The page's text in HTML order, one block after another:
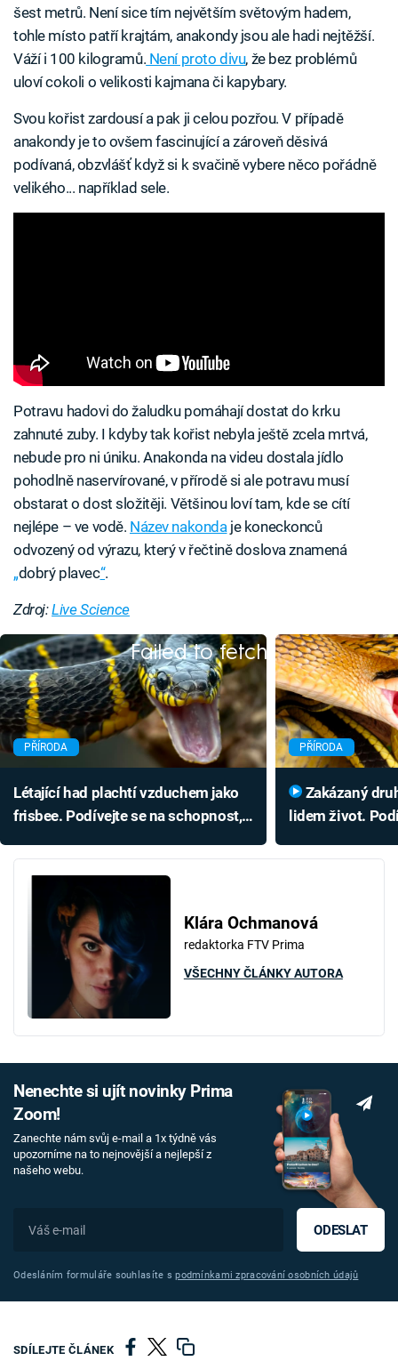
šest metrů. Není sice tím největším světovým hadem,
tohle místo patří krajtám, anakondy jsou ale hadi nejtěžší.
Váží i 100 kilogramů. Není proto divu, že bez problémů
uloví cokoli o velikosti kajmana či kapybary.
Svou kořist zardousí a pak ji celou pozřou. V případě
anakondy je to ovšem fascinující a zároveň děsivá
podívaná, obzvlášť když si k svačině vybere něco pořádně
velikého... například sele.
Potravu hadovi do žaludku pomáhají dostat do krku
zahnuté zuby. I kdyby tak kořist nebyla ještě zcela mrtvá,
nebude pro ni úniku. Anakonda na videu dostala jídlo
pohodlně naservírované, v přírodě si ale potravu musí
obstarat o dost složitěji. Většinou loví tam, kde se cítí
nejlépe – ve vodě. Název nakondaje koneckonců
odvozený od výrazu, který v řečtině doslova znamená
„dobrý plavec“.
Zdroj:Live Science
Failed to fetch
PŘÍRODA
Létající had plachtí vzduchem jako
frisbee. Podívejte se na schopnost,
PŘÍRODA
lidem život.
Klára Ochmanová
redaktorka FTV Prima
VŠECHNY ČLÁNKY AUTORA
Nenechte si ujít novinky Prima
Zoom!
Zanechte nám svůj e-mail a 1x týdně vás
upozorníme na to nejnovější a nejlepší z
našeho webu.
ODESLAT
Odesláním formuláře souhlasíte spodmínkami zpracování osobních údajů
SDÍLEJTE ČLÁNEK